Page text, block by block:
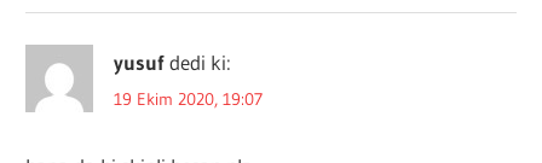
yusuf dedi ki:
19 Ekim 2020, 19:07